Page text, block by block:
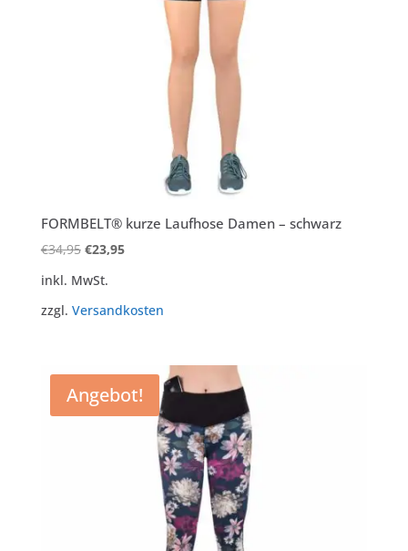
FORMBELT® kurze Laufhose Damen – schwarz
€34,95 Ursprünglicher
war:
€34,95
€23,95Aktueller
€23,95.
inkl. MwSt.
zzgl. Versandkosten
Angebot!